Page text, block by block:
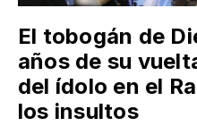
El tobogán de
años de su
del ídolo en el
los insultos